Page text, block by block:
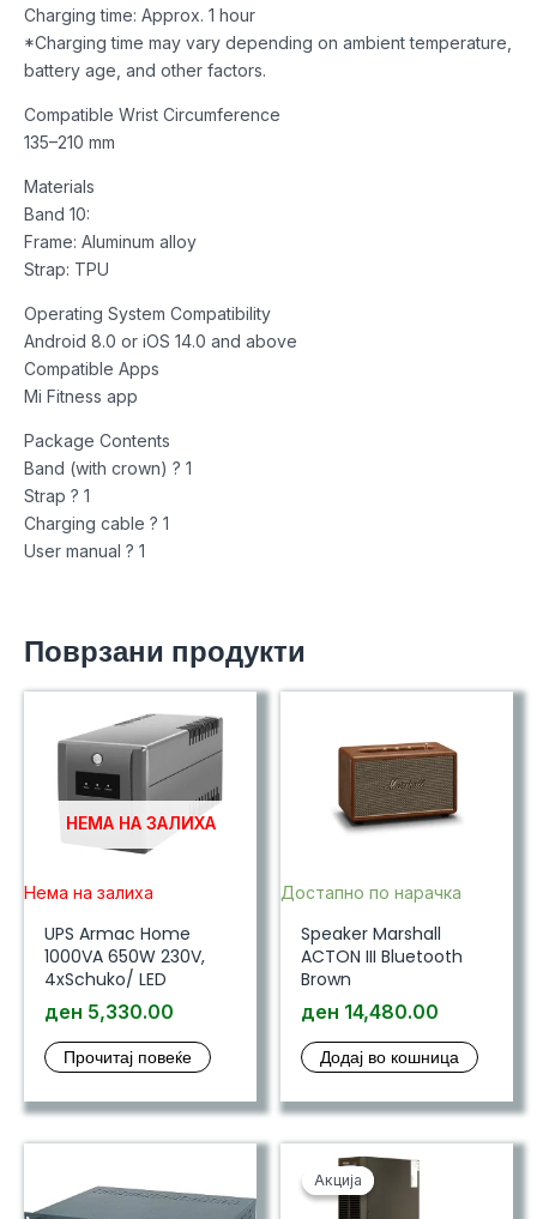
Charging time: Approx. 1 hour
*Charging time may vary depending on ambient temperature,
battery age, and other factors.
Compatible Wrist Circumference
135–210 mm
Materials
Band 10:
Frame: Aluminum alloy
Strap: TPU
Operating System Compatibility
Android 8.0 or iOS 14.0 and above
Compatible Apps
Mi Fitness app
Package Contents
Band (with crown) ? 1
Strap ? 1
Charging cable ? 1
User manual ? 1
Поврзани продукти
НЕМА НА ЗАЛИХА
Нема на залиха
UPS Armac Home
1000VA 650W 230V,
4xSchuko/ LED
ден 5,330.00
Прочитај повеќе
Достапно по нарачка
Speaker Marshall
ACTON III Bluetooth
Brown
ден 14,480.00
Додај во кошница
Акција
Акција